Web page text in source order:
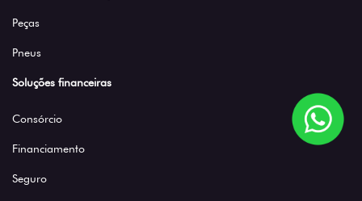
Peças
Pneus
Soluções financeiras
Consórcio
Financiamento
Seguro